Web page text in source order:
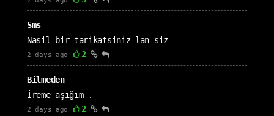
Sms
Nasil bir tarikatsiniz lan siz
2 days ago 2
Bilmeden
İreme aşığım .
2 days ago 2